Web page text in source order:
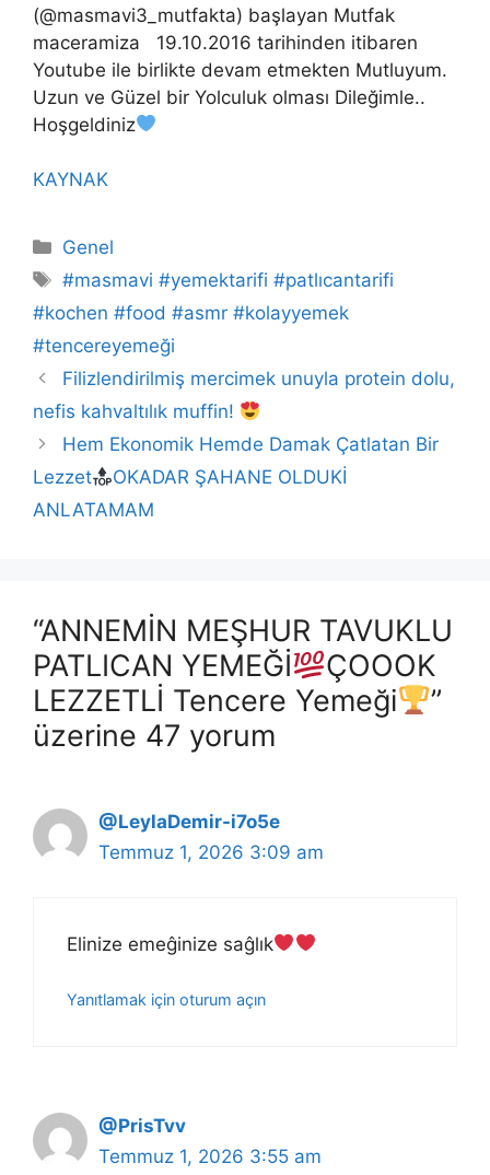
(@masmavi3_mutfakta) başlayan Mutfak
maceramiza 19.10.2016 tarihinden itibaren
Youtube ile birlikte devam etmekten Mutluyum.
Uzun ve Güzel bir Yolculuk olması Dileğimle..
Hoşgeldiniz
KAYNAK
Kategoriler
Genel
Etiketler
#masmavi #yemektarifi #patlıcantarifi
#kochen #food #asmr #kolayyemek
#tencereyemeği
Filizlendirilmiş mercimek unuyla protein dolu,
nefis kahvaltılık muffin!
Hem Ekonomik Hemde Damak Çatlatan Bir
Lezzet
OKADAR ŞAHANE OLDUKİ
ANLATAMAM
“ANNEMİN MEŞHUR TAVUKLU
PATLICAN YEMEĞİ
ÇOOOK
LEZZETLİ Tencere Yemeği
”
üzerine 47 yorum
@LeylaDemir-i7o5e
Temmuz 1, 2026 3:09 am
Elinize emeĝinize saĝlık
Yanıtlamak için oturum açın
@PrisTvv
Temmuz 1, 2026 3:55 am